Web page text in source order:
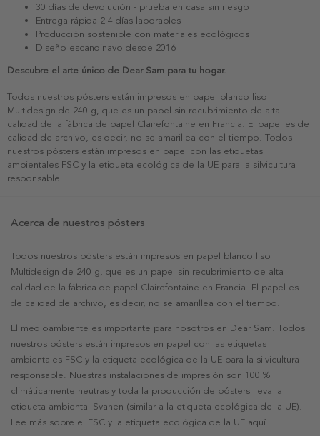
30 días de devolución - prueba en casa sin riesgo
Entrega rápida 2-4 días laborables
Producción sostenible con materiales ecológicos
Diseño escandinavo desde 2016
Descubre el arte único de Dear Sam para tu hogar.
Todos nuestros pósters están impresos en papel blanco liso
Multidesign de 240 g, que es un papel sin recubrimiento de alta
calidad de la fábrica de papel Clairefontaine en Francia. El papel es de
calidad de archivo, es decir, no se amarillea con el tiempo. Todos
nuestros pósters están impresos en papel con las etiquetas
ambientales FSC y la etiqueta ecológica de la UE para la silvicultura
responsable.
Acerca de nuestros pósters
Todos nuestros pósters están impresos en papel blanco liso
Multidesign de 240 g, que es un papel sin recubrimiento de alta
calidad de la fábrica de papel Clairefontaine en Francia. El papel es
de calidad de archivo, es decir, no se amarillea con el tiempo.
El medioambiente es importante para nosotros en Dear Sam. Todos
nuestros pósters están impresos en papel con las etiquetas
ambientales FSC y la etiqueta ecológica de la UE para la silvicultura
responsable. Nuestras instalaciones de impresión son 100 %
climáticamente neutras y toda la producción de pósters lleva la
etiqueta ambiental Svanen (similar a la etiqueta ecológica de la UE).
Lee más sobre el FSC y la etiqueta ecológica de la UE aquí.